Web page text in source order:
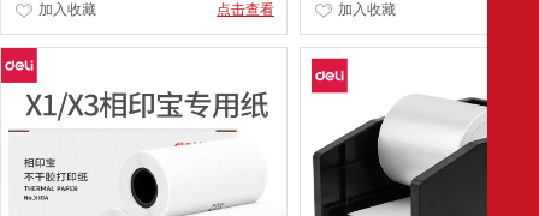
点击查看
加入收藏 加入收藏